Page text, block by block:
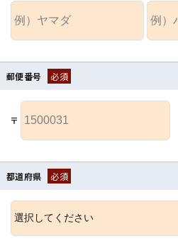
郵便番号 必須
〒
都道府県 必須